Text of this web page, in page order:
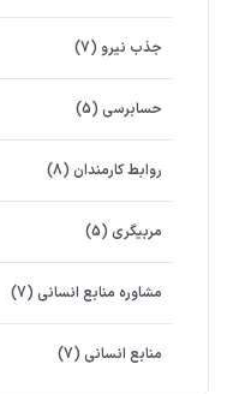
جذب نیرو (7)
حسابرسی (5)
روابط کارمندان (8)
مربیگری (5)
مشاوره منابع انسانی (7)
منابع انسانی (7)